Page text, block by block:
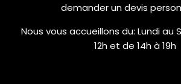
demander un devis
Nous vous accueillons du: Lundi au
12h et de 14h à 19h